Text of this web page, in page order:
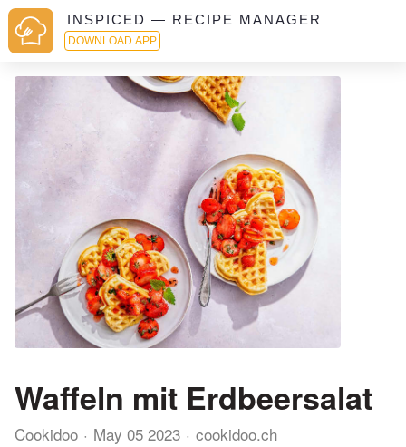
INSPICED — RECIPE MANAGER
DOWNLOAD APP
Waffeln mit Erdbeersalat
Cookidoo May 05 2023 cookidoo.ch